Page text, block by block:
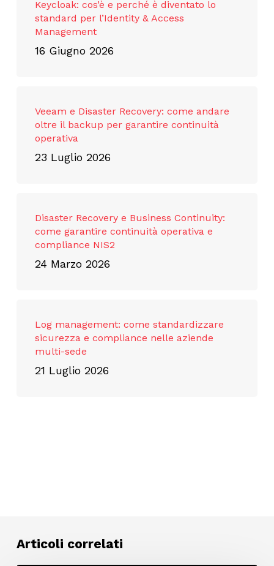
Keycloak: cos’è e perché è diventato lo
standard per l’Identity & Access
Management
16 Giugno 2026
Veeam e Disaster Recovery: come andare
oltre il backup per garantire continuità
operativa
23 Luglio 2026
Disaster Recovery e Business Continuity:
come garantire continuità operativa e
compliance NIS2
24 Marzo 2026
Log management: come standardizzare
sicurezza e compliance nelle aziende
multi-sede
21 Luglio 2026
Articoli correlati